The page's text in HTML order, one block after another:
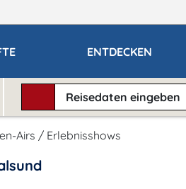
ENTDECKEN
Reisedateneingeben
Airs / Erlebnisshows